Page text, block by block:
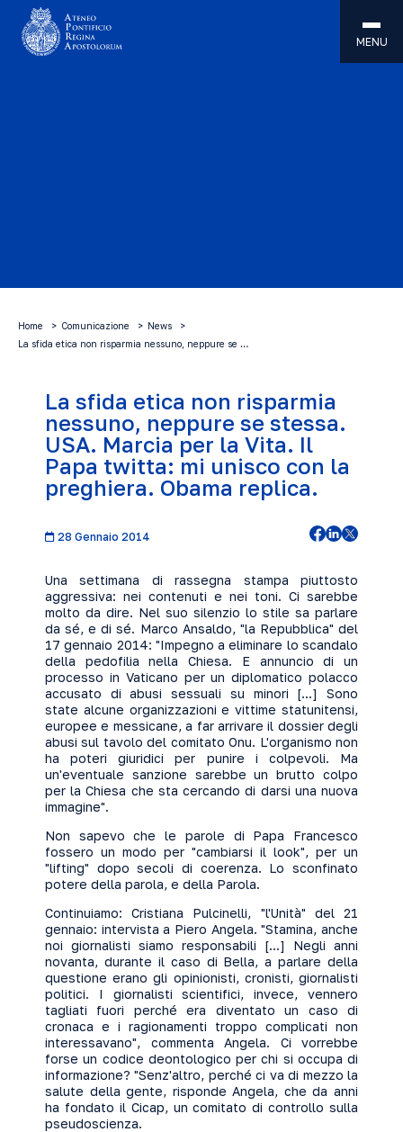
MENU
Home Comunicazione
News
La sfida etica non risparmia nessuno, neppure se …
La sfida etica non risparmia
nessuno, neppure se stessa.
USA. Marcia per la Vita. Il
Papa twitta: mi unisco con la
preghiera. Obama replica.
28 Gennaio 2014
Una settimana di rassegna stampa piuttosto
aggressiva: nei contenuti e nei toni. Ci sarebbe
molto da dire. Nel suo silenzio lo stile sa parlare
da sé, e di sé. Marco Ansaldo, "la Repubblica" del
17 gennaio 2014: "Impegno a eliminare lo scandalo
della pedofilia nella Chiesa. E annuncio di un
processo in Vaticano per un diplomatico polacco
accusato di abusi sessuali su minori [...] Sono
state alcune organizzazioni e vittime statunitensi,
europee e messicane, a far arrivare il dossier degli
abusi sul tavolo del comitato Onu. L'organismo non
ha poteri giuridici per punire i colpevoli. Ma
un'eventuale sanzione sarebbe un brutto colpo
per la Chiesa che sta cercando di darsi una nuova
immagine".
Non sapevo che le parole di Papa Francesco
fossero un modo per "cambiarsi il look", per un
"lifting" dopo secoli di coerenza. Lo sconfinato
potere della parola, e della Parola.
Continuiamo: Cristiana Pulcinelli, "l'Unità" del 21
gennaio: intervista a Piero Angela. "Stamina, anche
noi giornalisti siamo responsabili [...] Negli anni
novanta, durante il caso di Bella, a parlare della
questione erano gli opinionisti, cronisti, giornalisti
politici. I giornalisti scientifici, invece, vennero
tagliati fuori perché era diventato un caso di
cronaca e i ragionamenti troppo complicati non
interessavano", commenta Angela. Ci vorrebbe
forse un codice deontologico per chi si occupa di
informazione? "Senz'altro, perché ci va di mezzo la
salute della gente, risponde Angela, che da anni
ha fondato il Cicap, un comitato di controllo sulla
pseudoscienza.